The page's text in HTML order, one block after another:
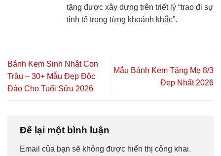
tặng được xây dựng trên triết lý “trao đi sự
tinh tế trong từng khoảnh khắc”.
Bánh Kem Sinh Nhật Con
Trâu – 30+ Mẫu Đẹp Độc
Đáo Cho Tuổi Sửu 2026
Mẫu Bánh Kem Tặng Mẹ 8/3
Đẹp Nhất 2026
Để lại một bình luận
Email của bạn sẽ không được hiển thị công khai.